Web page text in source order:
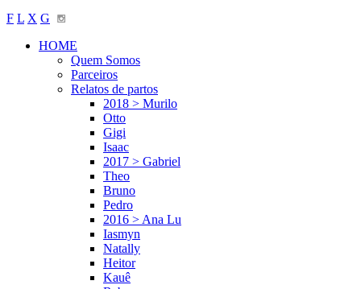
F L X G
HOME
Quem Somos
Parceiros
Relatos de partos
2018 > Murilo
Otto
Gigi
Isaac
2017 > Gabriel
Theo
Bruno
Pedro
2016 > Ana Lu
Iasmyn
Natally
Heitor
Kauê